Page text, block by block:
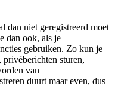
dan niet geregistreerd moet
dan ook, als je
gebruiken. Zo kun je
sturen,
van
duurt maar even, dus